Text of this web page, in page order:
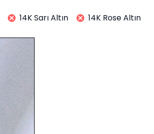
14K Sarı Altın 14K Rose Altın